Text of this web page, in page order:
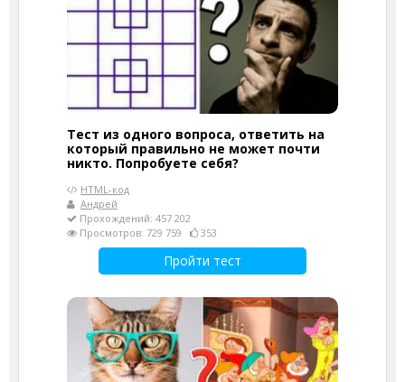
Тест из одного вопроса, ответить на
который правильно не может почти
никто. Попробуете себя?
HTML-код
Андрей
Прохождений: 457 202
Просмотров: 729 759
353
Пройти тест